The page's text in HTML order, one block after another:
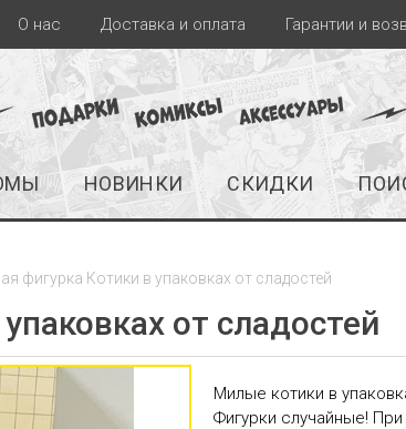
О нас Доставка и оплата Гарантии и
НОВИНКИ СКИДКИ
фигурка Котики в упаковках от сладостей
от сладостей
Милые котики в
Фигурки случайные!